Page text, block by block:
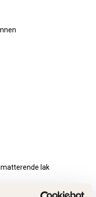
lak